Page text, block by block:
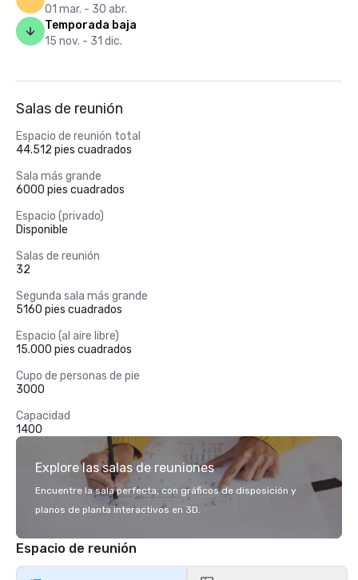
01 mar. - 30 abr.
Temporada baja
15 nov. - 31 dic.
Salas de reunión
Espacio de reunión total
44.512 pies cuadrados
Sala más grande
6000 pies cuadrados
Espacio (privado)
Disponible
Salas de reunión
32
Segunda sala más grande
5160 pies cuadrados
Espacio (al aire libre)
15.000 pies cuadrados
Cupo de personas de pie
3000
Capacidad
1400
Explore las salas de reuniones
Encuentre la sala perfecta, con gráficos de disposición y
planos de planta interactivos en 3D.
Espacio de reunión